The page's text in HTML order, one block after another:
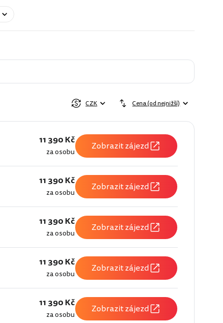
CZK Cena (od nejnižší)
11 390 Kč
za osobu Zobrazit zájezd
11 390 Kč
za osobu Zobrazit zájezd
11 390 Kč
za osobu Zobrazit zájezd
11 390 Kč
za osobu Zobrazit zájezd
11 390 Kč
za osobu Zobrazit zájezd